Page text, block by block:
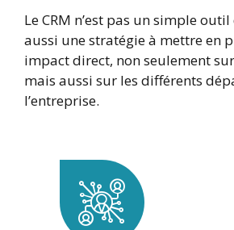
Le CRM n’est pas un simple
aussi une stratégie à mettre en
impact direct, non seulement
mais aussi sur les différents
l’entreprise.